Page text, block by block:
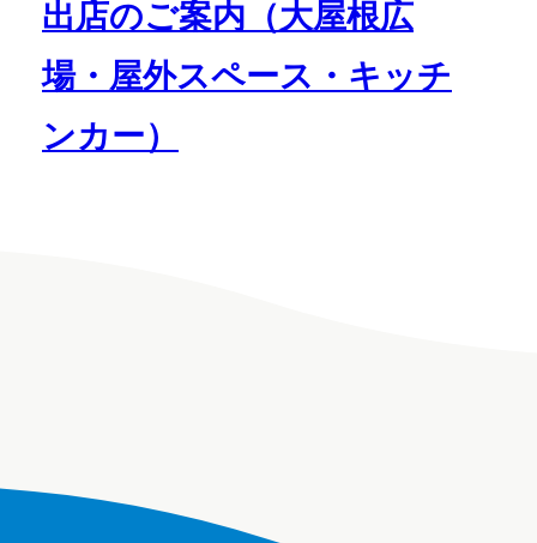
ょく
イベント情報
出店のご案内（大屋根広
場・屋外スペース・キッチ
ンカー）